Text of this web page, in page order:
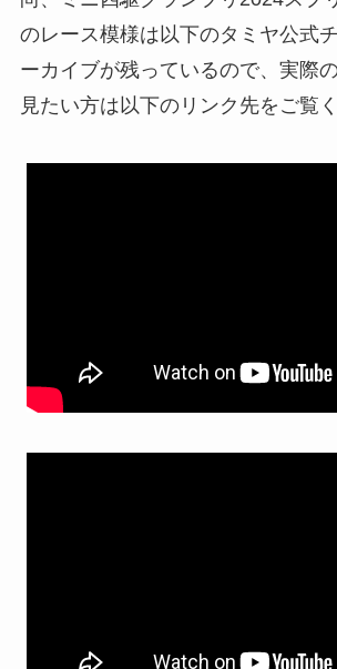
のレース模様は以下のタミヤ公式
ーカイブが残っているので、実際
見たい方は以下のリンク先をご覧く